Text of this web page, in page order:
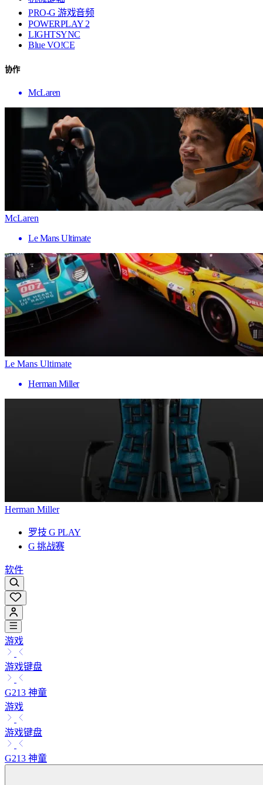
PRO-G 游戏音频
POWERPLAY 2
LIGHTSYNC
Blue VO!CE
协作
McLaren
McLaren
Le Mans Ultimate
Le Mans Ultimate
Herman Miller
Herman Miller
罗技 G PLAY
G 挑战赛
软件
游戏
游戏键盘
G213 神童
游戏
游戏键盘
G213 神童